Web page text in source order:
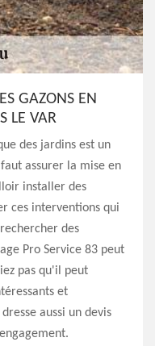
GAZONS EN
LE VAR
des jardins est un
assurer la mise en
installer des
ces interventions qui
des
Pro Service 83 peut
pas qu'il peut
et
aussi un devis